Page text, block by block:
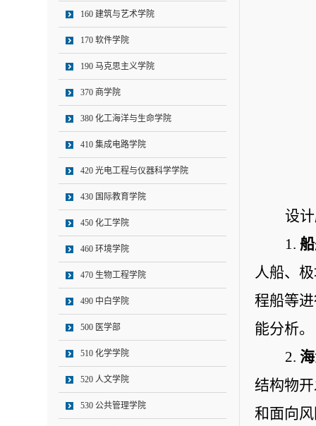
160 建筑与艺术学院
170 软件学院
190 马克思主义学院
370 商学院
380 化工海洋与生命学院
410 集成电路学院
420 光电工程与仪器科学学院
430 国际教育学院
450 化工学院
460 环境学院
470 生物工程学院
490 中白学院
500 医学部
510 化学学院
520 人文学院
530 公共管理学院
设
1.
人船、
程船等
能分析
2.
结构物
和面向